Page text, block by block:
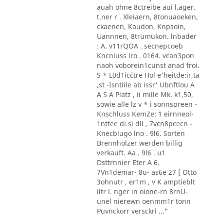
auah ohne 8ctreibe aui l.ager.
t.ner r . Xleiaern, 8tonuaoeken,
ckaenen, Kaudon, Knpsoin,
Uannnen, 8trümukon. lnbader
: A. v11rQOA . secnepcoeb
Kncnluss lro . 0164. vcan3pon
naoh voborein1cunst anad froi.
S * L0d1ic´ctre Hol e'heitde:ir,ta
,st -Isntiile ab issr' Ubnftlou A
A S A Platz , ii mille Mk. k1,50,
sowie alle lz v * i sonnspreen -
Knschluss KemZe: 1 eirnneol-
1nttee di.si dll , 7vcn8pcecn -
Knecblugo lno . 9l6. Sorten
Brennhölzer werden billig
verkauft. Aa . 9l6 . u1
Dsttrnnier Eter A 6.
7Vn1demar- 8u- as6e 27 [ Otto
3ohnutr , er1m , v K amptieblt
iltr l. nger in oione-rn 8rnU-
unel nierewn oenmm1r tonn
Puvnckorr versckri ..."